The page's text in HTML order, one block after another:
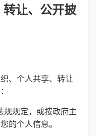
让、公开披
、个人共享、转让
规规定，或按政府主
的个人信息。